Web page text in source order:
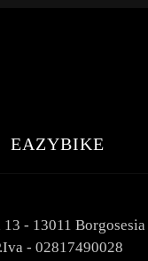
EAZYBIKE
13 - 13011
- 02817490028